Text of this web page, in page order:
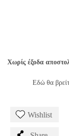
Χωρίς έξοδα
Εδώ θα
Wishlist